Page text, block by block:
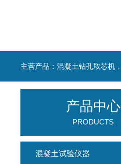
产品中心
PRODUCTS
混凝土试验仪器